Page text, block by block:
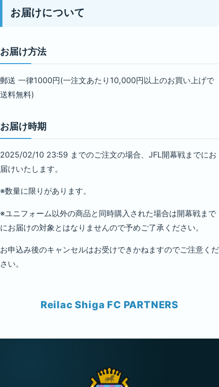
お届けについて
お届け方法
郵送 一律1000円(一注文あたり10,000円以上のお買い上げで
送料無料)
お届け時期
2025/02/10 23:59 までのご注文の場合、JFL開幕戦までにお
届けいたします。
※数量に限りがあります。
※ユニフォーム以外の商品と同時購入された場合は開幕戦まで
にお届けの対象とはなりませんので予めご了承ください。
お申込み後のキャンセルはお受けできかねますのでご注意くだ
さい。
Reilac Shiga FC PARTNERS